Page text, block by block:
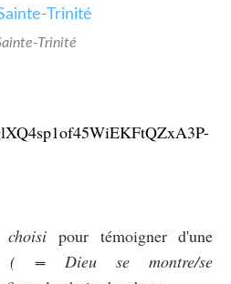
Trinité
choisi pour témoigner d'une
( = Dieu se montre/se